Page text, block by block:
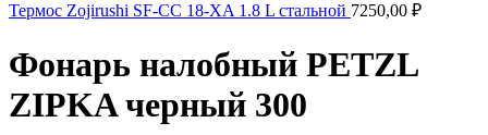
Термос Zojirushi SF-CC 18-XA 1.8 L стальной 7250,00 ₽
Фонарь налобный PETZL
ZIPKA черный 300